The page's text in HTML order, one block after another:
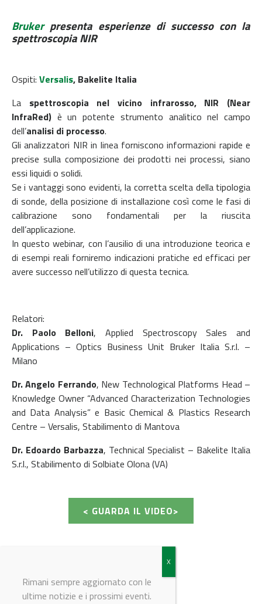
Brukerpresenta esperienze di successo con la
spettroscopia NIR
Ospiti: Versalis, Bakelite Italia
La spettroscopia nel vicino infrarosso, NIR (Near
InfraRed) è un potente strumento analitico nel campo
dell’analisi di processo.
Gli analizzatori NIR in linea forniscono informazioni rapide e
precise sulla composizione dei prodotti nei processi, siano
essi liquidi o solidi.
Se i vantaggi sono evidenti, la corretta scelta della tipologia
di sonde, della posizione di installazione così come le fasi di
calibrazione sono fondamentali per la riuscita
dell’applicazione.
In questo webinar, con l’ausilio di una introduzione teorica e
di esempi reali forniremo indicazioni pratiche ed efficaci per
avere successo nell’utilizzo di questa tecnica.
Relatori:
Dr. Paolo Belloni, Applied Spectroscopy Sales and
Applications – Optics Business Unit Bruker Italia S.r.l. –
Milano
Dr. Angelo Ferrando, New Technological Platforms Head –
Knowledge Owner “Advanced Characterization Technologies
and Data Analysis” e Basic Chemical & Plastics Research
Centre – Versalis, Stabilimento di Mantova
Dr. Edoardo Barbazza, Technical Specialist – Bakelite Italia
S.r.l., Stabilimento di Solbiate Olona (VA)
< GUARDA IL VIDEO>
© Riproduzione riservata
Rimani sempre aggiornato con le
ultime notizie e i prossimi eventi.